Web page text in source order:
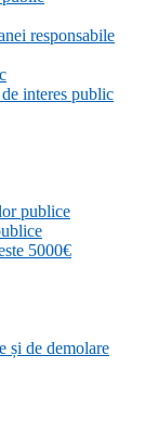
responsabile
interes public
publice
5000€
și de demolare